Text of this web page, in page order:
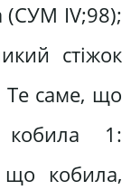
(СУМ IV;98);
стіжок
Те саме, що
1:
кобила,